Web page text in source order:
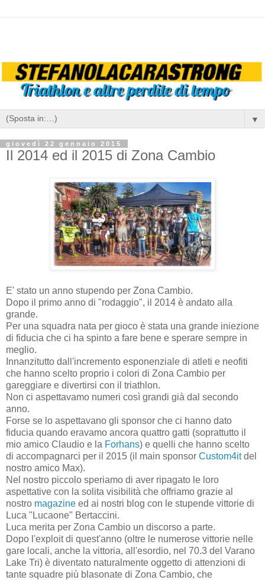
▼
giovedì 22 gennaio 2015
Il 2014 ed il 2015 di Zona Cambio
E' stato un anno stupendo per Zona Cambio.
Dopo il primo anno di "rodaggio", il 2014 è andato alla
grande.
Per una squadra nata per gioco è stata una grande iniezione
di fiducia che ci ha spinto a fare bene e sperare sempre in
meglio.
Innanzitutto dall'incremento esponenziale di atleti e neofiti
che hanno scelto proprio i colori di Zona Cambio per
gareggiare e divertirsi con il triathlon.
Non ci aspettavamo numeri così grandi già dal secondo
anno.
Forse se lo aspettavano gli sponsor che ci hanno dato
fiducia quando eravamo ancora quattro gatti (soprattutto il
mio amico Claudio e la Forhans) e quelli che hanno scelto
di accompagnarci per il 2015 (il main sponsor Custom4itdel
nostro amico Max).
Nel nostro piccolo speriamo di aver ripagato le loro
aspettative con la solita visibilità che offriamo grazie al
nostro magazine ed ai nostri blog con le stupende vittorie di
Luca "Lucaone" Bertaccini.
Luca merita per Zona Cambio un discorso a parte.
Dopo l'exploit di quest'anno (oltre le numerose vittorie nelle
gare locali, anche la vittoria, all'esordio, nel 70.3 del Varano
Lake Tri) è diventato naturalmente oggetto di attenzioni di
tante squadre più blasonate di Zona Cambio, che